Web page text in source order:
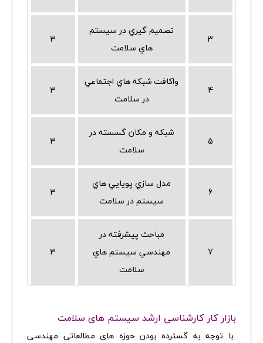
3
تصميم گيري در سيستم
هاي سلامت
3
4
واكافت شبكه هاي اجتماعي
در سلامت
3
5
شبكه و مكان گسسته در
سلامت
3
6
مدل سازي پويايي هاي
سيستم در سلامت
3
7
مباحث پيشرفته در
مهندسي سيستم هاي
سلامت
3
بازار کار کارشناسی ارشد سیستم های سلامت
با توجه به گسترده بودن حوزه های مطالعاتی مهندسی